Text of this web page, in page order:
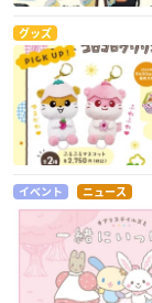
グッズ
イベント ニュース